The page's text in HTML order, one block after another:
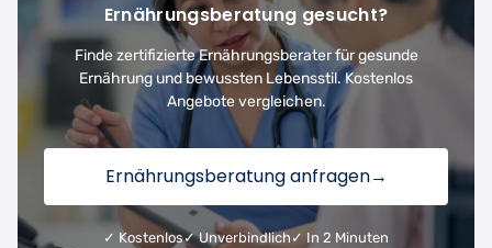
Ernährungsberatung gesucht?
Finde zertifizierte Ernährungsberater für gesunde
Ernährung und bewussten Lebensstil. Kostenlos
Angebote vergleichen.
Ernährungsberatung anfragen→
✓ Kostenlos✓ Unverbindlich ✓ In 2 Minuten